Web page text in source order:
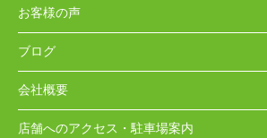
お客様の声
ブログ
会社概要
店舗へのアクセス・駐車場案内